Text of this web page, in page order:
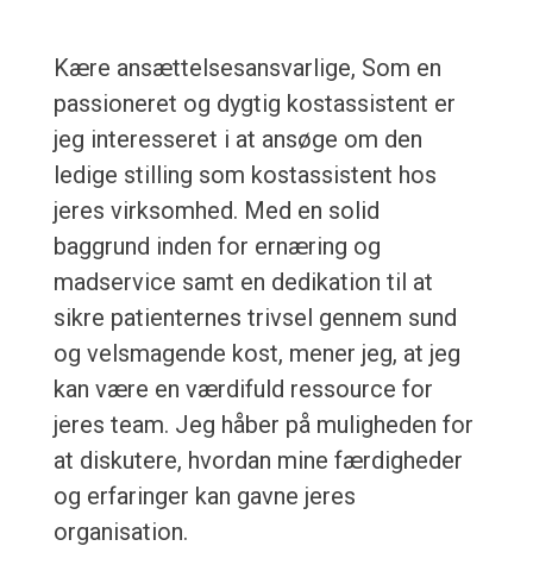
Kære ansættelsesansvarlige, Som en
passioneret og dygtig kostassistent er
jeg interesseret i at ansøge om den
ledige stilling som kostassistent hos
jeres virksomhed. Med en solid
baggrund inden for ernæring og
madservice samt en dedikation til at
sikre patienternes trivsel gennem sund
og velsmagende kost, mener jeg, at jeg
kan være en værdifuld ressource for
jeres team. Jeg håber på muligheden for
at diskutere, hvordan mine færdigheder
og erfaringer kan gavne jeres
organisation.